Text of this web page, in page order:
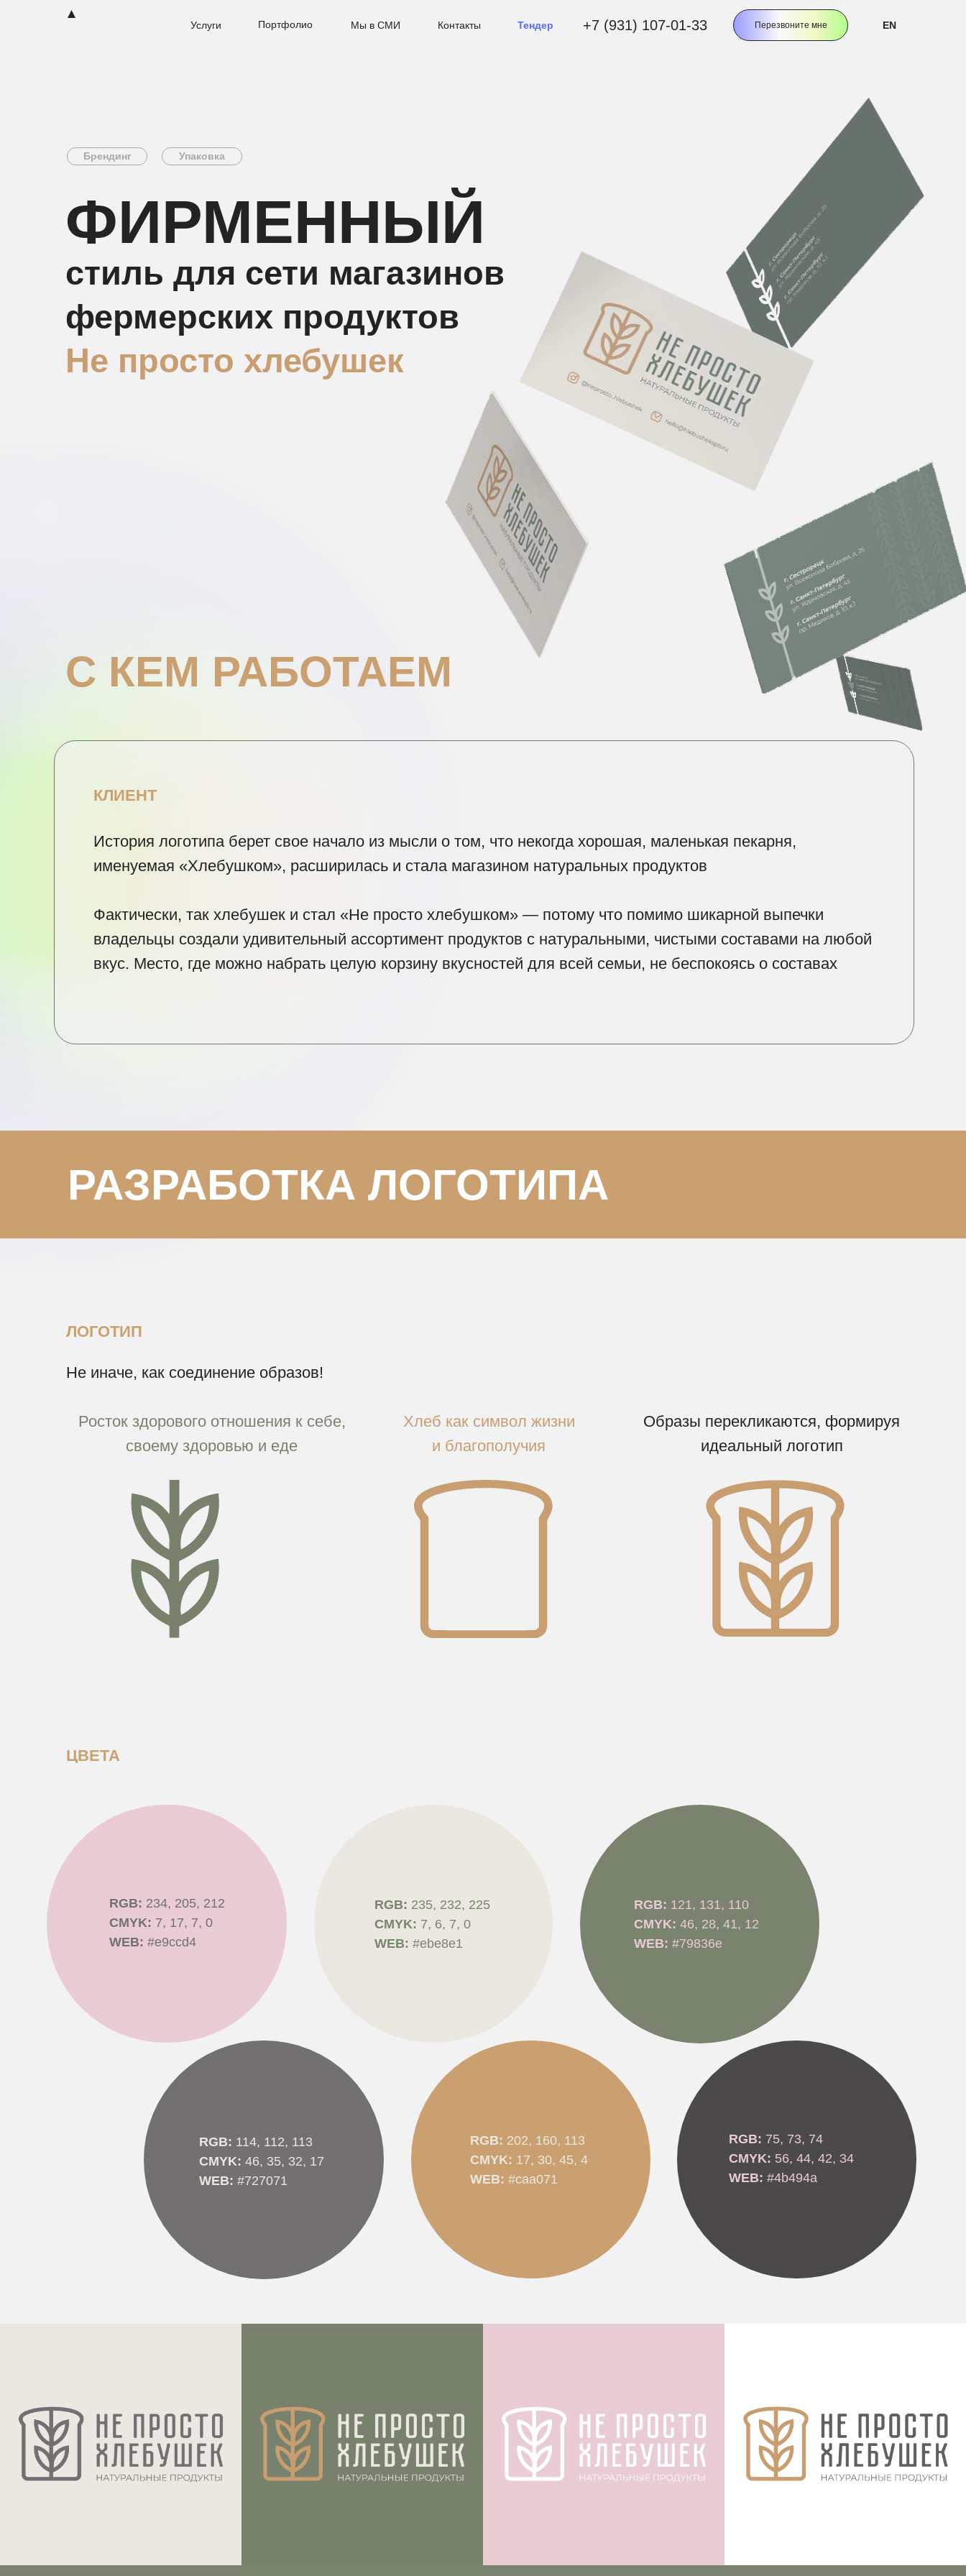
Перезвоните мне
Тендер EN
Услуги Мы в СМИ
Портфолио Контакты +7 (931) 107-01-33
ФИРМЕННЫЙ
стиль для сети магазинов
фермерских продуктов
Не просто хлебушек
Брендинг Упаковка
С КЕМ РАБОТАЕМ
КЛИЕНТ
История логотипа берет свое начало из мысли о том, что некогда хорошая, маленькая пекарня,
именуемая «Хлебушком», расширилась и стала магазином натуральных продуктов
Фактически, так хлебушек и стал «Не просто хлебушком» — потому что помимо шикарной выпечки
владельцы создали удивительный ассортимент продуктов с натуральными, чистыми составами на любой
вкус. Место, где можно набрать целую корзину вкусностей для всей семьи, не беспокоясь о составах
РАЗРАБОТКА ЛОГОТИПА
ЛОГОТИП
Не иначе, как соединение образов!
Хлеб как символ жизни
и благополучия
Росток здорового отношения к себе,
своему здоровью и еде
Образы перекликаются, формируя
идеальный логотип
ЦВЕТА
RGB: 234, 205, 212
CMYK: 7, 17, 7, 0
WEB: #e9ccd4
RGB: 235, 232, 225
CMYK: 7, 6, 7, 0
WEB: #ebe8e1
RGB: 121, 131, 110
CMYK: 46, 28, 41, 12
WEB: #79836e
RGB: 75, 73, 74
CMYK: 56, 44, 42, 34
WEB: #4b494a
RGB: 202, 160, 113
CMYK: 17, 30, 45, 4
WEB: #caa071
RGB: 114, 112, 113
CMYK: 46, 35, 32, 17
WEB: #727071